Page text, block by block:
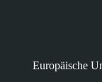
Europäische